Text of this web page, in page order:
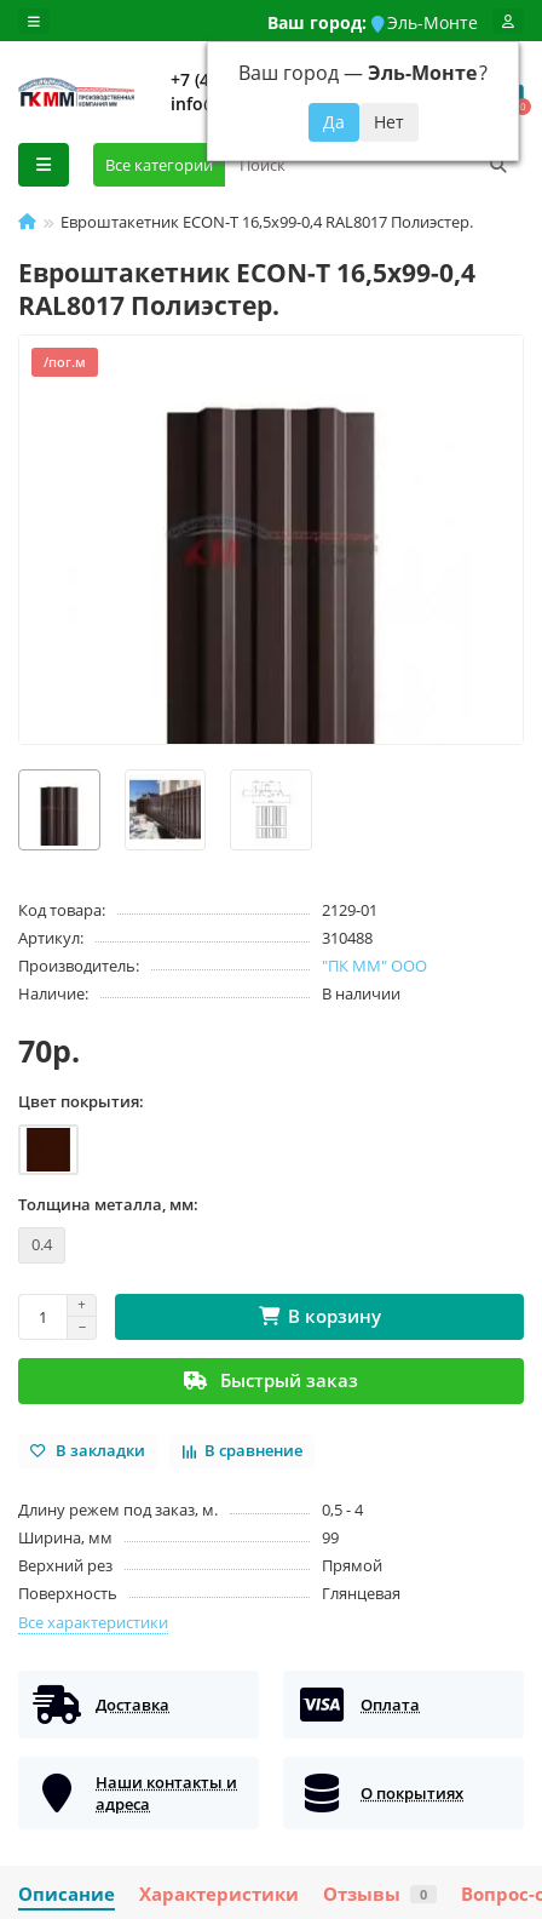
Ваш город: Эль-Монте
Ваш город —Эль-Монте?
+7 (499) 648-92-94
info@evroshtaketnikmoskva.ru
0
Все категории
Евроштакетник ECON-T 16,5х99-0,4 RAL8017 Полиэстер.
Евроштакетник ECON-T 16,5х99-0,4
RAL8017 Полиэстер.
/пог.м
Код товара:
2129-01
Артикул:
310488
Производитель:
"ПК ММ" ООО
Наличие:
В наличии
70р.
Цвет покрытия:
Толщина металла, мм:
0.4
В корзину
Быстрый заказ
В закладки В сравнение
Длину режем под заказ, м.
0,5 - 4
Ширина, мм
99
Верхний рез
Прямой
Поверхность
Глянцевая
Все характеристики
Доставка Оплата
Наши контакты и
адреса
О покрытиях
Описание Характеристики Отзывы 0 Вопрос-